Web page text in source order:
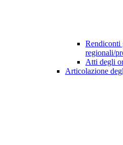
Rendiconti
regionali/
Atti degli
Articolazione